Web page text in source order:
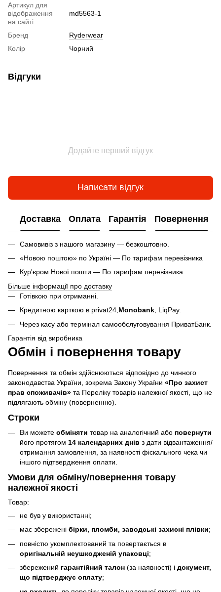
Артикул для
відображення
на сайті
md5563-1
Бренд
Ryderwear
Колір
Чорний
Відгуки
Додайте перший відгук
Написати відгук
Доставка Оплата Гарантія Повернення
Самовивіз з нашого магазину — безкоштовно.
«Новою поштою» по Україні — По тарифам перевізника
Кур'єром Нової пошти — По тарифам перевізника
Більше інформації про доставку
Готівкою при отриманні.
Кредитною карткою в privat24, Monobank LiqPay.
Через касу або термінал самообслуговування ПриватБанк.
Гарантія від виробника
Обмін і повернення товару
Повернення та обмін здійснюються відповідно до чинного
законодавства України, зокрема Закону України «Про захист
прав споживачів» та Переліку товарів належної якості, що не
підлягають обміну (поверненню).
Строки
Ви можете обміняти товар на аналогічний або повернути
його протягом 14 календарних днів з дати відвантаження/
отримання замовлення, за наявності фіскального чека чи
іншого підтвердження оплати.
Умови для обміну/повернення товару
належної якості
Товар:
не був у використанні;
має збережені бірки, пломби, заводські захисні плівки;
повністю укомплектований та повертається в
оригінальній неушкодженій упаковці;
збережений гарантійний талон (за наявності) і документ,
що підтверджує оплату;